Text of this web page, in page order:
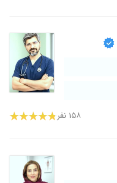
۱۵۸ نفر